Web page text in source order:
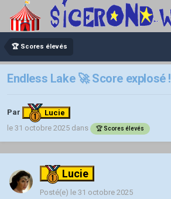
🏆 Scores élevés
Endless Lake 🚀 Score explosé !
Par
Lucie
le 31 octobre 2025 dans 🏆 Scores élevés
Lucie
Posté(e) le 31 octobre 2025